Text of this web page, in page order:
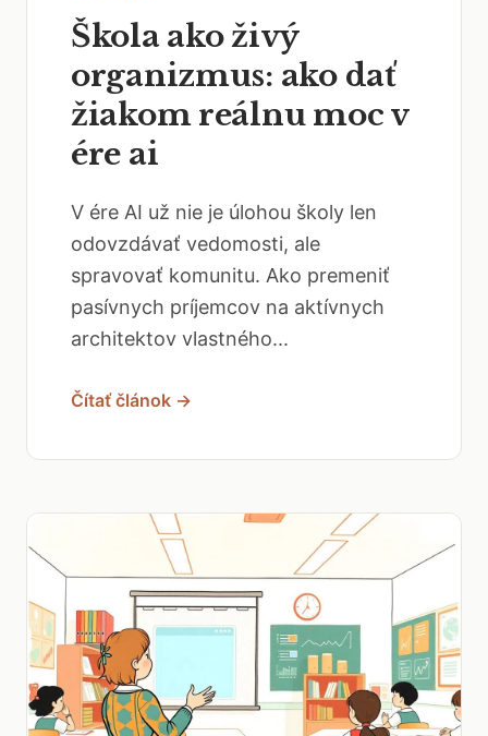
Škola ako živý
organizmus: ako dať
žiakom reálnu moc v
ére ai
V ére AI už nie je úlohou školy len
odovzdávať vedomosti, ale
spravovať komunitu. Ako premeniť
pasívnych príjemcov na aktívnych
architektov vlastného...
Čítať článok →